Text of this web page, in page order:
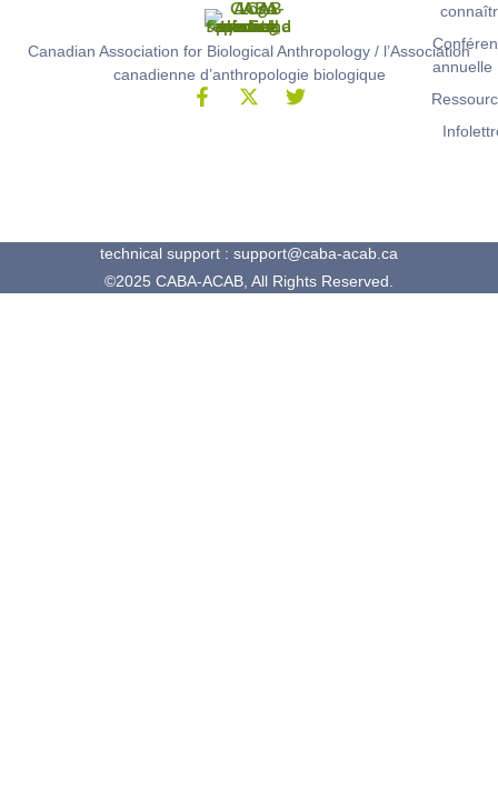
Canadian Association for Biological Anthropology / l’Association
canadienne d’anthropologie biologique
annuelle
technical support : support@caba-acab.ca
©2025 CABA-ACAB, All Rights Reserved.